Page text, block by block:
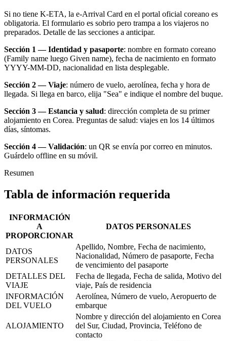
Si no tiene K-ETA, la e-Arrival Card en el portal oficial coreano es
obligatoria. El formulario es sobrio pero trampa a los viajeros no
preparados. Detalle de las secciones a anticipar.
Sección 1 — Identidad y pasaporte: nombre en formato coreano
(Family name luego Given name), fecha de nacimiento en formato
YYYY-MM-DD, nacionalidad en lista desplegable.
Sección 2 — Viaje: número de vuelo, aerolínea, fecha y hora de
llegada. Si llega en barco, elija "Sea" e indique el nombre del buque.
Sección 3 — Estancia y salud: dirección completa de su primer
alojamiento en Corea. Preguntas de salud: viajes en los 14 últimos
días, síntomas.
Sección 4 — Validación: un QR se envía por correo en minutos.
Guárdelo offline en su móvil.
Resumen
Tabla de información requerida
INFORMACIÓN
A
PROPORCIONAR
DATOS PERSONALES
DATOS
PERSONALES
Apellido, Nombre, Fecha de nacimiento,
Nacionalidad, Número de pasaporte, Fecha
de vencimiento del pasaporte
DETALLES DEL
VIAJE
Fecha de llegada, Fecha de salida, Motivo del
viaje, País de residencia
INFORMACIÓN
DEL VUELO
Aerolínea, Número de vuelo, Aeropuerto de
embarque
ALOJAMIENTO
Nombre y dirección del alojamiento en Corea
del Sur, Ciudad, Provincia, Teléfono de
contacto